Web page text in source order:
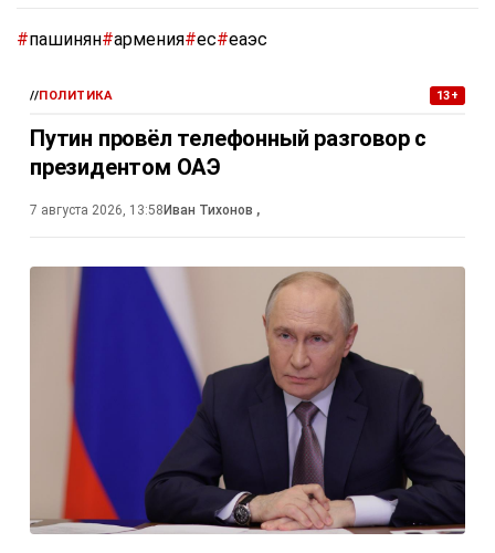
#пашинян#армения#ес#еаэс
//ПОЛИТИКА 13+
Путин провёл телефонный разговор с
президентом ОАЭ
7 августа 2026, 13:58Иван Тихонов ,